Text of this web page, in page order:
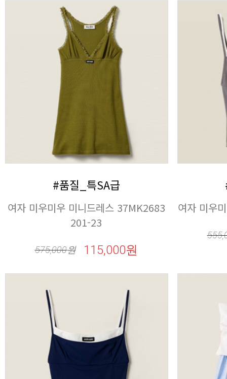
#품질_특SA급
201-23
575,000원 115,000원
여자 미우